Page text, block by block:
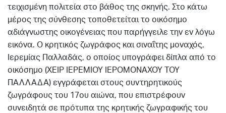
τειχισμένη πολιτεία στο βάθος της σκηνής. Στο κάτω
μέρος της σύνθεσης τοποθετείται το οικόσημο
αδιάγνωστης οικογένειας που παρήγγειλε την εν λόγω
εικόνα. Ο κρητικός ζωγράφος και σιναΐτης μοναχός,
Ιερεμίας Παλλαδάς, ο οποίος υπογράφει δίπλα από το
οικόσημο (ΧΕΙΡ ΙΕΡΕΜΙΟΥ ΙΕΡΟΜΟΝΑΧΟΥ ΤΟΥ
ΠΑΛΛΑΔΑ) εγγράφεται στους συντηρητικούς
ζωγράφους του 17ου αιώνα, που επιστρέφουν
συνειδητά σε πρότυπα της κρητικής ζωγραφικής του